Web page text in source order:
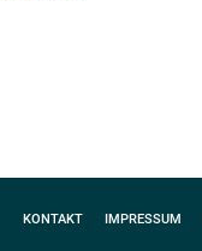
KONTAKT IMPRESSUM